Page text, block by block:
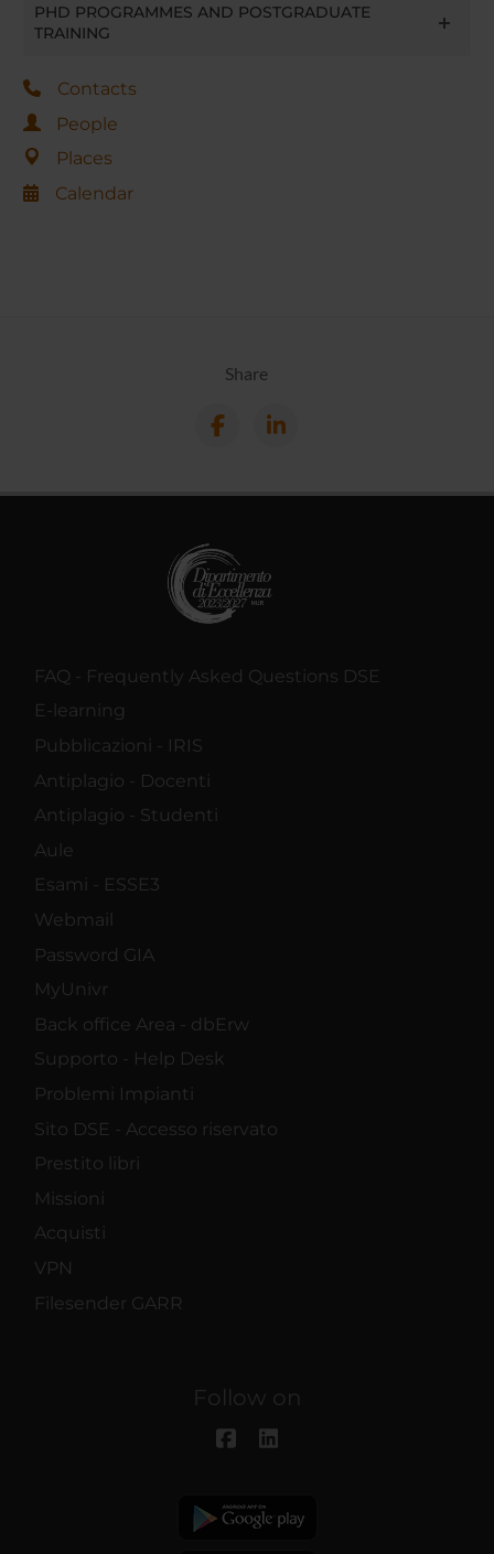
PHD PROGRAMMES AND POSTGRADUATE
TRAINING
Contacts
People
Places
Calendar
Share
FAQ - Frequently Asked Questions DSE
E-learning
Pubblicazioni - IRIS
Antiplagio - Docenti
Antiplagio - Studenti
Aule
Esami - ESSE3
Webmail
Password GIA
MyUnivr
Back office Area - dbErw
Supporto - Help Desk
Problemi Impianti
Sito DSE - Accesso riservato
Prestito libri
Missioni
Acquisti
VPN
Filesender GARR
Follow on